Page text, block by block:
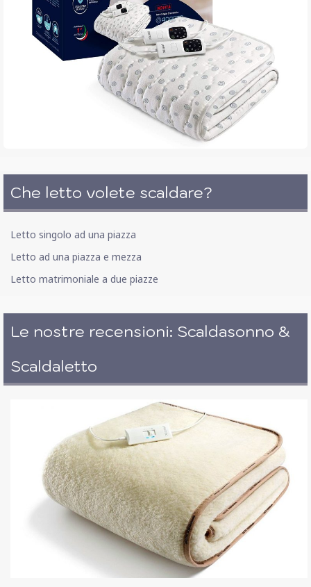
Che letto volete scaldare?
Letto singolo ad una piazza
Letto ad una piazza e mezza
Letto matrimoniale a due piazze
Le nostre recensioni: Scaldasonno &
Scaldaletto